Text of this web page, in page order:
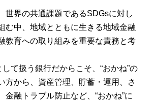
世界の共通課題であるSDGsに対し
む中、地域とともに生きる地域金融
教育への取り組みを重要な責務と考
して扱う銀行だからこそ、“おかね”の
方から、資産管理、貯蓄・運用、さ
金融トラブル防止など、“おかね”に